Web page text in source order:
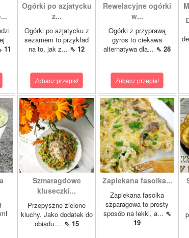
11
Ogórki po azjatycku
z...
Ogórki po azjatycku z
sezamem to przykład
na to, jak z... ⇖ 12
Zobacz przepis!
Rewelacyjne ogórki
w...
Ogórki z przyprawą
gyros to ciekawa
alternatywa dla... ⇖ 28
Zobacz przepis!
Szmaragdowe
kluseczki...
Przepyszne zielone
kluchy. Jako dodatek do
obiadu.... ⇖ 15
Zapiekana fasolka...
Zapiekana fasolka
szparagowa to prosty
sposób na lekki, a... ⇖
19